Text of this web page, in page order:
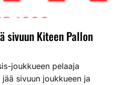
sivuun Kiteen Pallon
joukkueen pelaaja
sivuun joukkueen ja